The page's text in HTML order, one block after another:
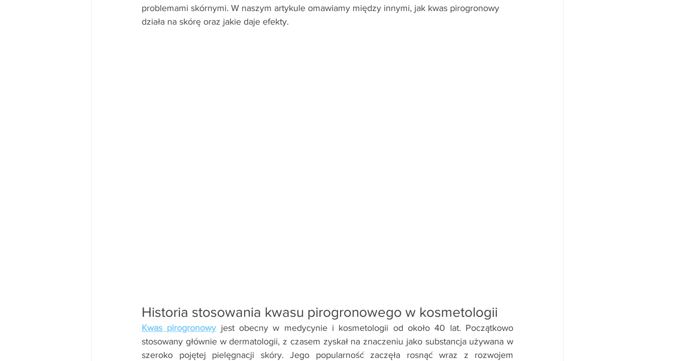
problemami skórnymi. W naszym artykule omawiamy między innymi, jak kwas pirogronowy
działa na skórę oraz jakie daje efekty.
Historia stosowania kwasu pirogronowego w kosmetologii
Kwas pirogronowy jest obecny w medycynie i kosmetologii od około 40 lat. Początkowo
stosowany głównie w dermatologii, z czasem zyskał na znaczeniu jako substancja używana w
szeroko pojętej pielęgnacji skóry. Jego popularność zaczęła rosnąć wraz z rozwojem